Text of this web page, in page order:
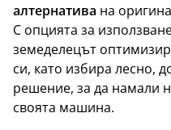
алтернатива на
С опцията за
земеделецът
си, като избира лесно,
решение, за да намали
своята машина.